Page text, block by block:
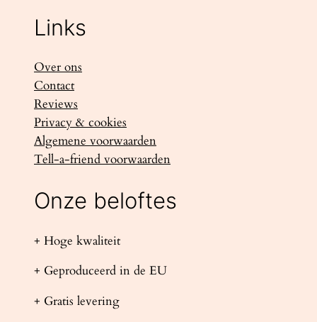
Links
Over ons
Contact
Reviews
Privacy & cookies
Algemene voorwaarden
Tell-a-friend voorwaarden
Onze beloftes
+ Hoge kwaliteit
+ Geproduceerd in de EU
+ Gratis levering